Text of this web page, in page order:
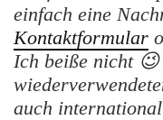
einfach eine
Kontaktformular
Ich beiße nicht 😉
auch